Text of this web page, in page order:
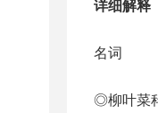
详细解释
名词
◎柳叶菜